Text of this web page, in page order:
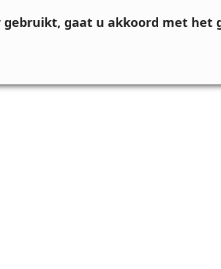
gebruikt, gaat u akkoord met het